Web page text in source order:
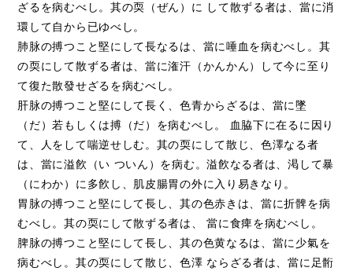
ざるを病むべし。其の耎（ぜん）に して散ずる者は、當に消
環して自から已ゆべし。
肺脉の搏つこと堅にして長なるは、當に唾血を病むべし。其
の耎にして散ずる者は、當に潅汗（かんかん）して今に至り
て復た散發せざるを病むべし。
肝脉の搏つこと堅にして長く、色青からざるは、當に墜
（だ）若もしくは搏（だ）を病むべし。 血脇下に在るに因り
て、人をして喘逆せしむ。其の耎にして散じ、色澤なる者
は、當に溢飮（い ついん）を病む。溢飮なる者は、渇して暴
（にわか）に多飮し、肌皮腸胃の外に入り易きなり。
胃脉の搏つこと堅にして長し、其の色赤きは、當に折髀を病
むべし。其の耎にして散ずる者は、 當に食痺を病むべし。
脾脉の搏つこと堅にして長し、其の色黄なるは、當に少氣を
病むべし。其の耎にして散じ、色澤 ならざる者は、當に足䯒